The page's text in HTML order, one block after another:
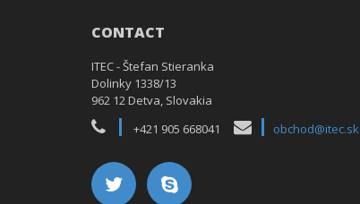
CONTACT
ITEC - Štefan Stieranka
Dolinky 1338/13
962 12 Detva, Slovakia
+421 905 668041
obchod@itec.sk